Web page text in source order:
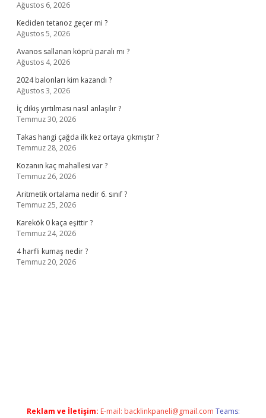
Ağustos 6, 2026
Kediden tetanoz geçer mi ?
Ağustos 5, 2026
Avanos sallanan köprü paralı mı ?
Ağustos 4, 2026
2024 balonları kim kazandı ?
Ağustos 3, 2026
İç dikiş yırtılması nasıl anlaşılır ?
Temmuz 30, 2026
Takas hangi çağda ilk kez ortaya çıkmıştır ?
Temmuz 28, 2026
Kozanın kaç mahallesi var ?
Temmuz 26, 2026
Aritmetik ortalama nedir 6. sınıf ?
Temmuz 25, 2026
Karekök 0 kaça eşittir ?
Temmuz 24, 2026
4 harfli kumaş nedir ?
Temmuz 20, 2026
Reklam ve İletişim: E-mail: backlinkpaneli@gmail.com Teams: